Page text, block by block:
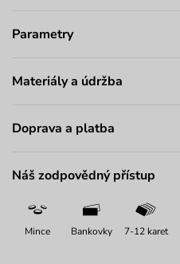
Parametry
Materiály a údržba
Doprava a platba
Náš zodpovědný přístup
Mince Bankovky 7-12 karet